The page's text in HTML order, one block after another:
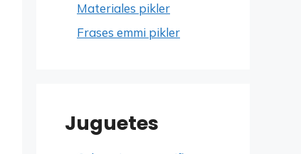
Materiales pikler
Frases emmi pikler
Juguetes